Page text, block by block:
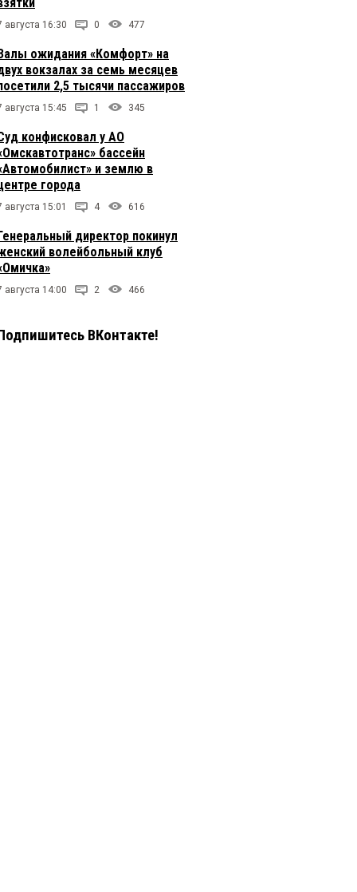
августа 16:30 0 477
ожидания «Комфорт» на
вокзалах за семь месяцев
2,5 тысячи пассажиров
августа 15:45 1 345
конфисковал у АО
бассейн
и землю в
города
августа 15:01 4 616
директор покинул
волейбольный клуб
августа 14:00 2 466
ВКонтакте!